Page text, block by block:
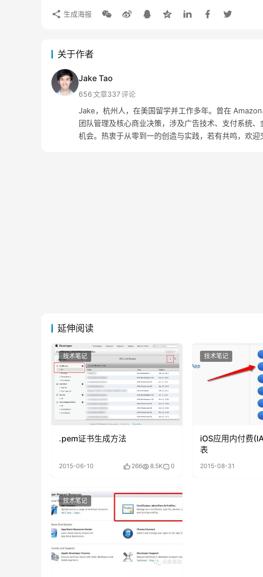
生成海报
关于作者
Jake Tao
656文章337评论
Jake，杭州人，在美国留学并工作多年。曾在
团队管理及核心商业决策，涉及广告技术、支付系统
机会。热衷于从零到一的创造与实践，若有共鸣，欢迎
延伸阅读
技术笔记
.pem证书生成方法
2015-06-10 266 8.5K 0
技术笔记
iOS应用内付费
表
2015-08-31
技术笔记